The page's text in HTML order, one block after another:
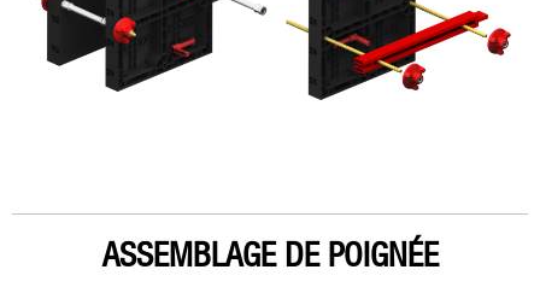
ASSEMBLAGE DE POIGNÉE